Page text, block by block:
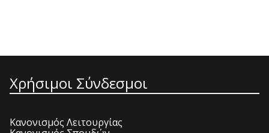
Χρήσιμοι Σύνδεσμοι
Κανονισμός Λειτουργίας